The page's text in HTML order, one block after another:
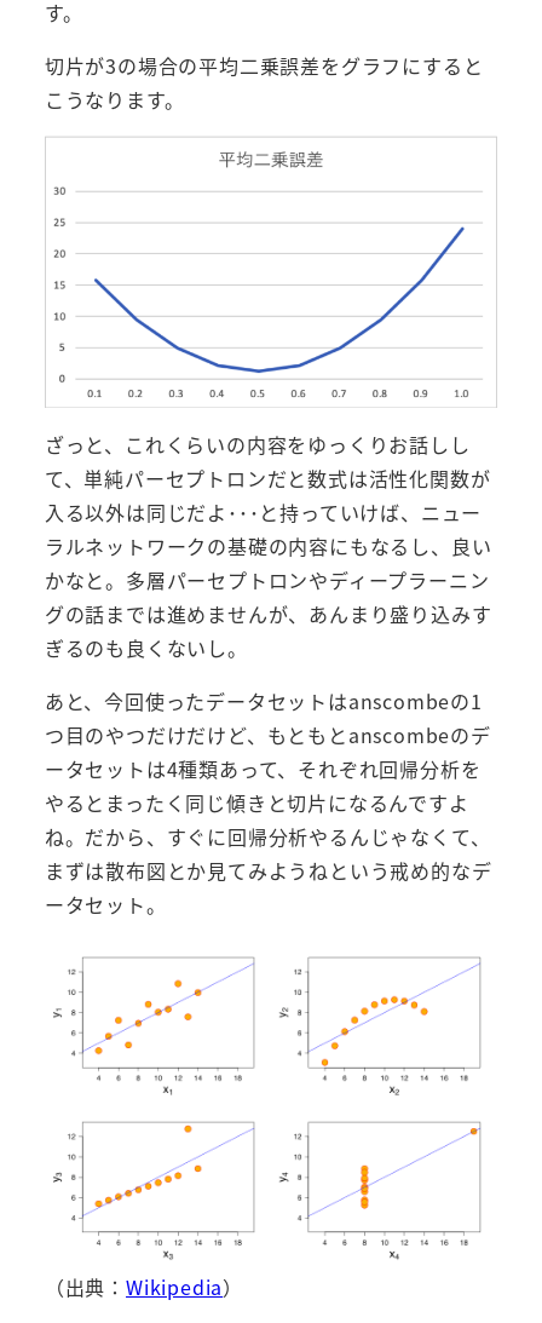
す。
切片が3の場合の平均二乗誤差をグラフにすると
こうなります。
ざっと、これくらいの内容をゆっくりお話しし
て、単純パーセプトロンだと数式は活性化関数が
入る以外は同じだよ･･･と持っていけば、ニュー
ラルネットワークの基礎の内容にもなるし、良い
かなと。多層パーセプトロンやディープラーニン
グの話までは進めませんが、あんまり盛り込みす
ぎるのも良くないし。
あと、今回使ったデータセットはanscombeの1
つ目のやつだけだけど、もともとanscombeのデ
ータセットは4種類あって、それぞれ回帰分析を
やるとまったく同じ傾きと切片になるんですよ
ね。だから、すぐに回帰分析やるんじゃなくて、
まずは散布図とか見てみようねという戒め的なデ
ータセット。
（出典： Wikipedia）